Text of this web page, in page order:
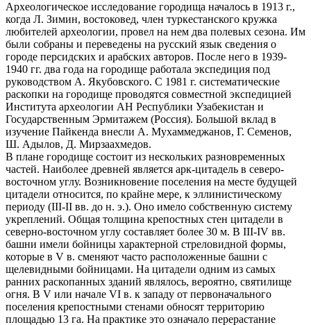
Археологическое исследование городища началось в 1913 г.,
когда Л. Зимин, востоковед, член туркестанского кружка
любителей археологии, провел на нем два полевых сезона. Им
были собраны и переведены на русский язык сведения о
городе персидских и арабских авторов. После него в 1939-
1940 гг. два года на городище работала экспедиция под
руководством А. Якубовского. С 1981 г. систематические
раскопки на городище проводятся совместной экспедицией
Института археологии АН Республики Узабекистан и
Государственным Эрмитажем (Россия). Большой вклад в
изучение Пайкенда внесли А. Мухаммеджанов, Г. Семенов,
Ш. Адылов, Д. Мирзаахмедов.
В плане городище состоит из нескольких разновременных
частей. Наиболее древней является арк-цитадель в северо-
восточном углу. Возникновение поселения на месте будущей
цитадели относится, по крайне мере, к эллинистическому
периоду (III-II вв. до н. э.). Оно имело собственную систему
укреплений. Общая толщина крепостных стен цитадели в
северно-восточном углу составляет более 30 м. В III-IV вв.
башни имели бойницы характерной стреловидной формы,
которые в V в. сменяют часто расположенные башни с
щелевидными бойницами. На цитадели одним из самых
ранних раскопанных зданий являлось, вероятно, святилище
огня. В V или начале VI в. к западу от первоначального
поселения крепостными стенами обносят территорию
площадью 13 га. На практике это означало перерастание